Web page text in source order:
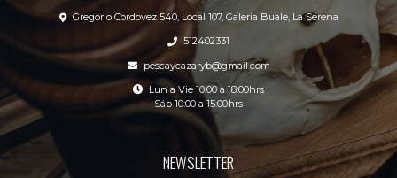
Gregorio Cordovez 540, Local 107, Galeria Buale, La Serena
512402331
pescaycazaryb@gmail.com
Lun a Vie 10:00 a 18:00hrs
Sáb 10:00 a 15:00hrs
NEWSLETTER